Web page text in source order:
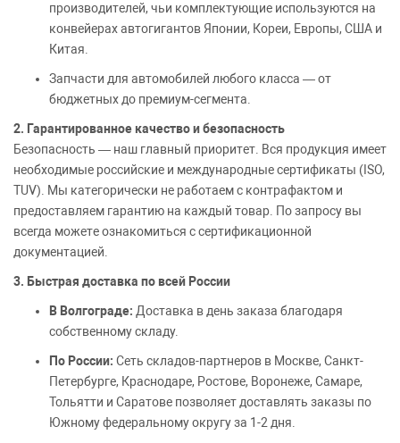
производителей, чьи комплектующие используются на
конвейерах автогигантов Японии, Кореи, Европы, США и
Китая.
Запчасти для автомобилей любого класса — от
бюджетных до премиум-сегмента.
2. Гарантированное качество и безопасность
Безопасность — наш главный приоритет. Вся продукция имеет
необходимые российские и международные сертификаты (ISO,
TUV). Мы категорически не работаем с контрафактом и
предоставляем гарантию на каждый товар. По запросу вы
всегда можете ознакомиться с сертификационной
документацией.
3. Быстрая доставка по всей России
В Волгограде: Доставка в день заказа благодаря
собственному складу.
По России: Сеть складов-партнеров в Москве, Санкт-
Петербурге, Краснодаре, Ростове, Воронеже, Самаре,
Тольятти и Саратове позволяет доставлять заказы по
Южному федеральному округу за 1-2 дня.